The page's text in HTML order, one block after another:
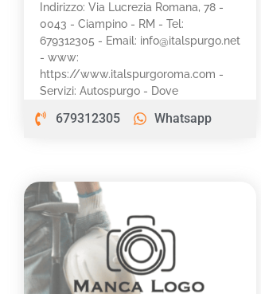
Indirizzo: Via Lucrezia Romana, 78 -
0043 - Ciampino - RM - Tel:
679312305 - Email: info@italspurgo.net
- www:
https://www.italspurgoroma.com -
Servizi: Autospurgo - Dove
679312305 Whatsapp